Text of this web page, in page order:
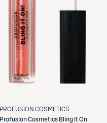
PROFUSION COSMETICS
Profusion Cosmetics Bling It On